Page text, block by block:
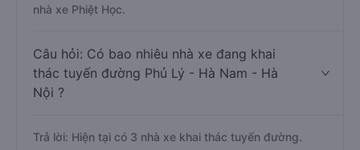
nhà xe Phiệt Học.
Câu hỏi: Có bao nhiêu nhà xe đang khai
thác tuyến đường Phủ Lý - Hà Nam - Hà
Nội ?
Trả lời: Hiện tại có 3 nhà xe khai thác tuyến đường.